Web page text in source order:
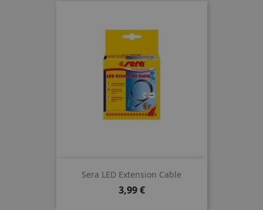
Sera LED Extension Cable
Preis
3,99 €